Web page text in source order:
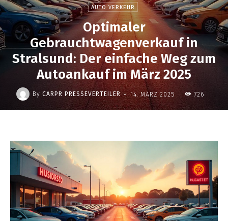
AUTO VERKEHR
Optimaler
Gebrauchtwagenverkauf in
Stralsund: Der einfache Weg zum
Autoankauf im März 2025
By CARPR PRESSEVERTEILER - 14. MÄRZ 2025 726